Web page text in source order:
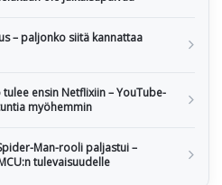
– paljonko siitä kannattaa
tulee ensin Netflixiin – YouTube-
myöhemmin
Man-rooli paljastui –
tulevaisuudelle